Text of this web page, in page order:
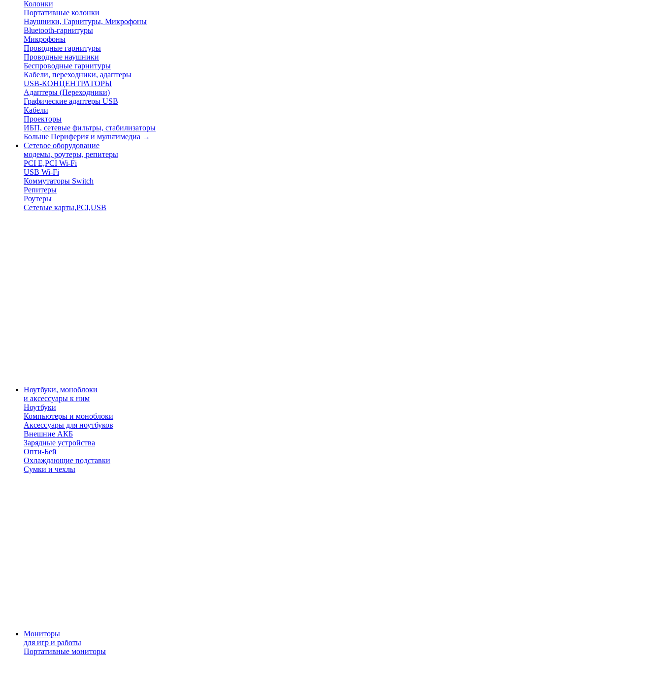
Колонки
Портативные колонки
Наушники, Гарнитуры, Микрофоны
Bluetooth-гарнитуры
Микрофоны
Проводные гарнитуры
Проводные наушники
Беспроводные гарнитуры
Кабели, переходники, адаптеры
USB-КОНЦЕНТРАТОРЫ
Адаптеры (Переходники)
Графические адаптеры USB
Кабели
Проекторы
ИБП, сетевые фильтры, стабилизаторы
Больше Периферия и мультимедиа →
Сетевое оборудование
модемы, роутеры, репитеры
PCI E,PCI Wi-Fi
USB Wi-Fi
Коммутаторы Switch
Репитеры
Роутеры
Сетевые карты,PCI,USB
Ноутбуки, моноблоки
и аксессуары к ним
Ноутбуки
Компьютеры и моноблоки
Аксессуары для ноутбуков
Внешние АКБ
Зарядные устройства
Опти-Бей
Охлаждающие подставки
Сумки и чехлы
Мониторы
для игр и работы
Портативные мониторы